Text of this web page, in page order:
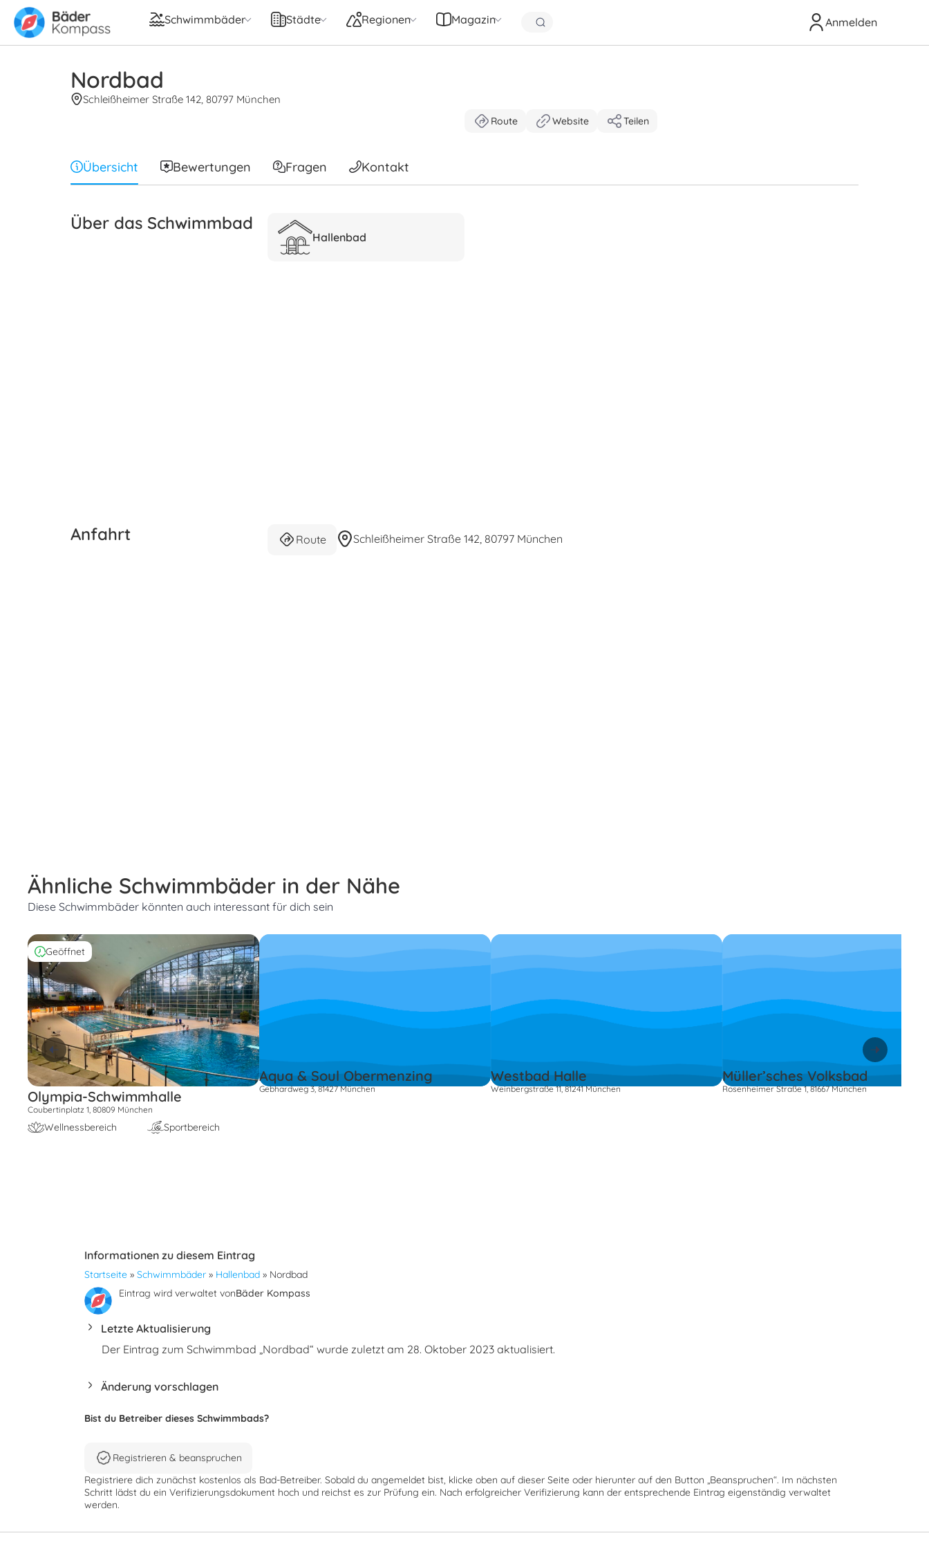
Schwimmbäder Städte Regionen Magazin Anmelden
Nordbad
Schleißheimer Straße 142, 80797 München
Route Website Teilen
Übersicht Bewertungen Fragen Kontakt
Über das Schwimmbad
Hallenbad
Anfahrt Route Schleißheimer Straße 142, 80797 München
Ähnliche Schwimmbäder in der Nähe
Diese Schwimmbäder könnten auch interessant für dich sein
Geöffnet
Olympia-Schwimmhalle
Coubertinplatz 1, 80809 München
Wellnessbereich Sportbereich
Aqua & Soul Obermenzing
Gebhardweg 3, 81427 München
Westbad Halle
Weinbergstraße 11, 81241 München
Müller’sches Volksbad
Rosenheimer Straße 1, 81667 München
Informationen zu diesem Eintrag
Startseite » Schwimmbäder » Hallenbad » Nordbad
Eintrag wird verwaltet vonBäder Kompass
Letzte Aktualisierung
Der Eintrag zum Schwimmbad „Nordbad“ wurde zuletzt am 28. Oktober 2023 aktualisiert.
Änderung vorschlagen
Bist du Betreiber dieses Schwimmbads?
Registrieren & beanspruchen
Registriere dich zunächst kostenlos als Bad-Betreiber. Sobald du angemeldet bist, klicke oben auf dieser Seite oder hierunter auf den Button „Beanspruchen“. Im nächsten
Schritt lädst du ein Verifizierungsdokument hoch und reichst es zur Prüfung ein. Nach erfolgreicher Verifizierung kann der entsprechende Eintrag eigenständig verwaltet
werden.